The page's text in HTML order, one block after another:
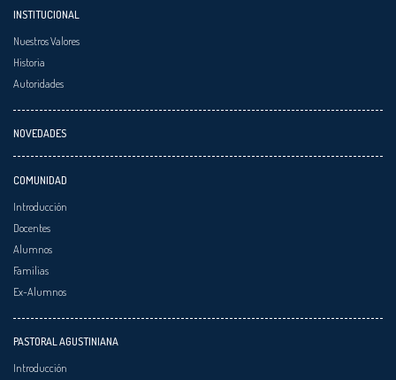
INSTITUCIONAL
Nuestros Valores
Historia
Autoridades
NOVEDADES
COMUNIDAD
Introducción
Docentes
Alumnos
Familias
Ex-Alumnos
PASTORAL AGUSTINIANA
Introducción